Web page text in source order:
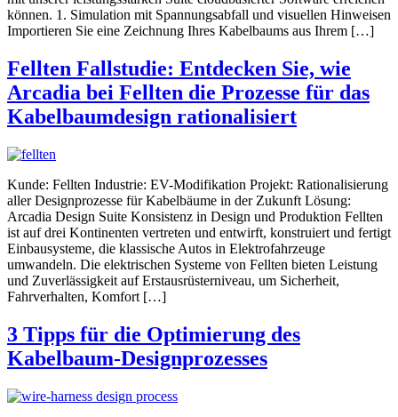
können. 1. Simulation mit Spannungsabfall und visuellen Hinweisen
Importieren Sie eine Zeichnung Ihres Kabelbaums aus Ihrem […]
Fellten Fallstudie: Entdecken Sie, wie
Arcadia bei Fellten die Prozesse für das
Kabelbaumdesign rationalisiert
Kunde: Fellten Industrie: EV-Modifikation Projekt: Rationalisierung
aller Designprozesse für Kabelbäume in der Zukunft Lösung:
Arcadia Design Suite Konsistenz in Design und Produktion Fellten
ist auf drei Kontinenten vertreten und entwirft, konstruiert und fertigt
Einbausysteme, die klassische Autos in Elektrofahrzeuge
umwandeln. Die elektrischen Systeme von Fellten bieten Leistung
und Zuverlässigkeit auf Erstausrüsterniveau, um Sicherheit,
Fahrverhalten, Komfort […]
3 Tipps für die Optimierung des
Kabelbaum-Designprozesses